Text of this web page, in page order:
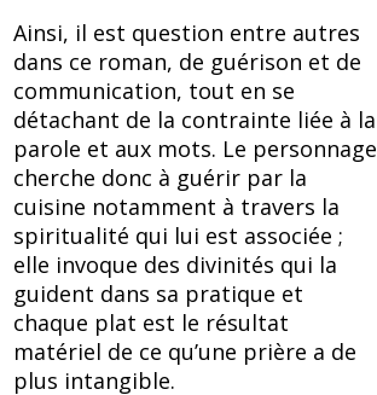
Ainsi, il est question entre autres
dans ce roman, de guérison et de
communication, tout en se
détachant de la contrainte liée à la
parole et aux mots. Le personnage
cherche donc à guérir par la
cuisine notamment à travers la
spiritualité qui lui est associée ;
elle invoque des divinités qui la
guident dans sa pratique et
chaque plat est le résultat
matériel de ce qu’une prière a de
plus intangible.